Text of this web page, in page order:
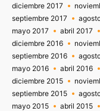
diciembre 2017
septiembre 2017
mayo 2017
abril 2017
diciembre 2016
septiembre 2016
mayo 2016
abril 2016
diciembre 2015
septiembre 2015
mayo 2015
abril 2015